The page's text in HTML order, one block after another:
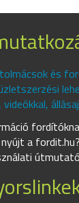
és
a fordit.hu?
útmutató